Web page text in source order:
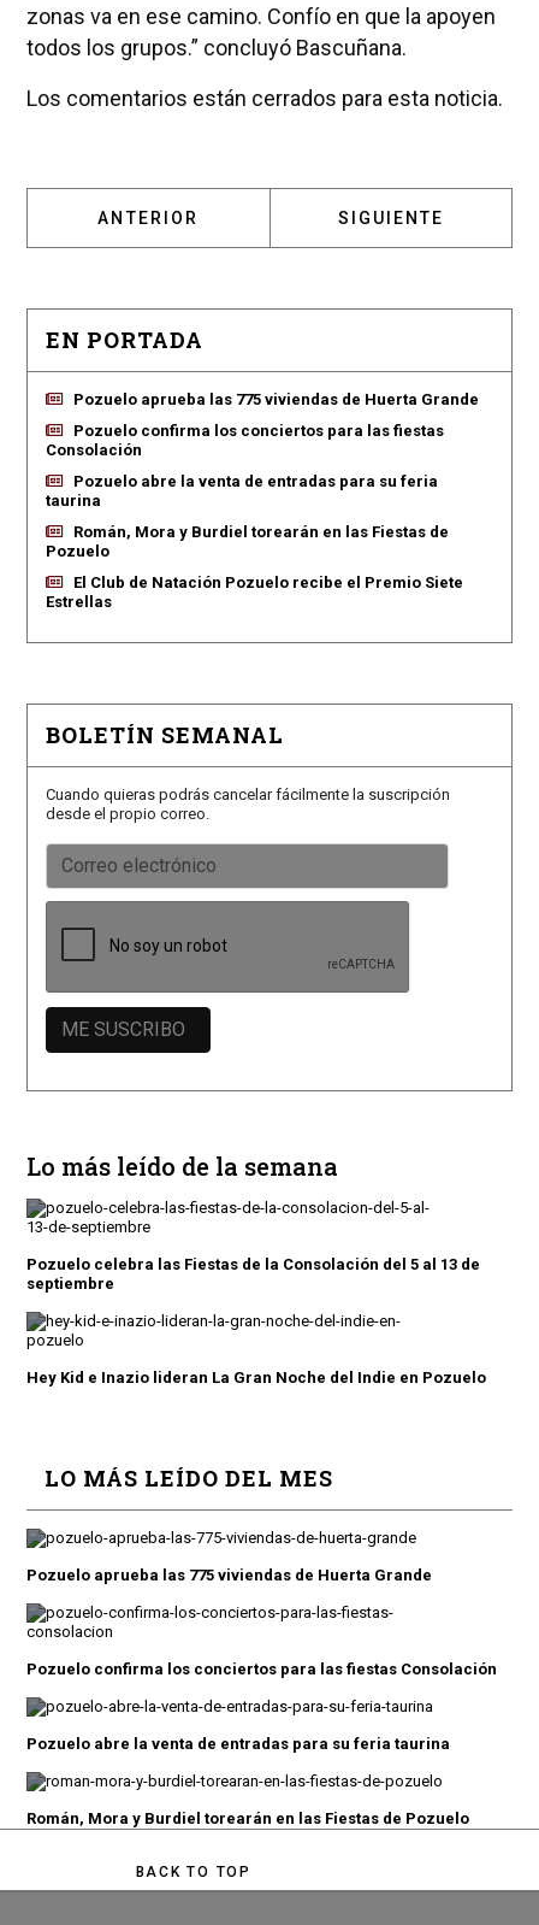
zonas va en ese camino. Confío en que la apoyen
todos los grupos.” concluyó Bascuñana.
Los comentarios están cerrados para esta noticia.
ARTÍCULO ANTERIOR: UNA UNIDAD MÓVIL
ANTERIOR ARTÍCULO
SIGUIENTE
EN PORTADA
Pozuelo aprueba las 775 viviendas de Huerta Grande
Pozuelo confirma los conciertos para las fiestas
Consolación
Pozuelo abre la venta de entradas para su feria
taurina
Román, Mora y Burdiel torearán en las Fiestas de
Pozuelo
El Club de Natación Pozuelo recibe el Premio Siete
Estrellas
BOLETÍN SEMANAL
Cuando quieras podrás cancelar fácilmente la suscripción
desde el propio correo.
Lo más leído de la semana
Pozuelo celebra las Fiestas de la Consolación del 5 al 13 de
septiembre
Hey Kid e Inazio lideran La Gran Noche del Indie en Pozuelo
LO MÁS LEÍDO DEL MES
Pozuelo aprueba las 775 viviendas de Huerta Grande
Pozuelo confirma los conciertos para las fiestas Consolación
Pozuelo abre la venta de entradas para su feria taurina
Román, Mora y Burdiel torearán en las Fiestas de Pozuelo
BACK TO TOP